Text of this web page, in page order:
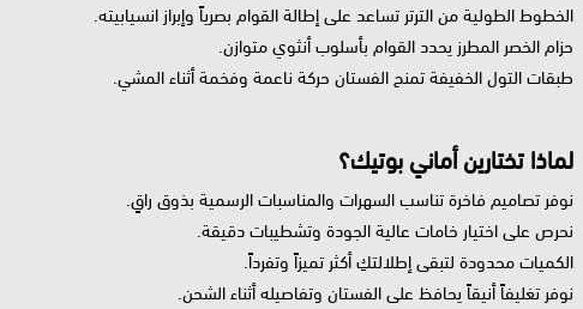
الخطوط الطولية من الترتر تساعد على إطالة القوام بصرياً وإبراز انسيابيته.
حزام الخصر المطرز يحدد القوام بأسلوب أنثوي متوازن.
طبقات التول الخفيفة تمنح الفستان حركة ناعمة وفخمة أثناء المشي.
لماذا تختارين أماني بوتيك؟
نوفر تصاميم فاخرة تناسب السهرات والمناسبات الرسمية بذوق راقٍ.
نحرص على اختيار خامات عالية الجودة وتشطيبات دقيقة.
الكميات محدودة لتبقى إطلالتكِ أكثر تميزاً وتفرداً.
نوفر تغليفاً أنيقاً يحافظ على الفستان وتفاصيله أثناء الشحن.